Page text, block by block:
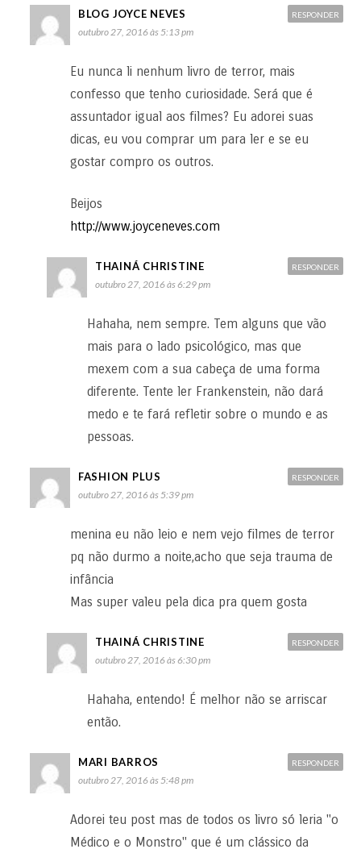
BLOG JOYCE NEVES
outubro 27, 2016 às 5:13 pm
Eu nunca li nenhum livro de terror, mais
confesso que tenho curiosidade. Será que é
assuntador igual aos filmes? Eu adorei suas
dicas, eu vou comprar um para ler e se eu
gostar compro os outros.
Beijos
http://www.joyceneves.com
RESPONDER
THAINÁ CHRISTINE
outubro 27, 2016 às 6:29 pm
Hahaha, nem sempre. Tem alguns que vão
mais para o lado psicológico, mas que
mexem com a sua cabeça de uma forma
diferente. Tente ler Frankenstein, não dará
medo e te fará refletir sobre o mundo e as
pessoas.
RESPONDER
FASHION PLUS
outubro 27, 2016 às 5:39 pm
menina eu não leio e nem vejo filmes de terror
pq não durmo a noite,acho que seja trauma de
infância
Mas super valeu pela dica pra quem gosta
RESPONDER
THAINÁ CHRISTINE
outubro 27, 2016 às 6:30 pm
Hahaha, entendo! É melhor não se arriscar
então.
RESPONDER
MARI BARROS
outubro 27, 2016 às 5:48 pm
Adorei teu post mas de todos os livro só leria "o
Médico e o Monstro" que é um clássico da
RESPONDER